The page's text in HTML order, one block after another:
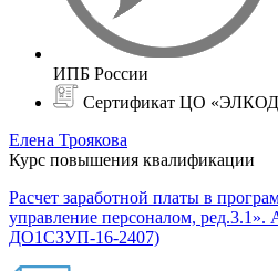
ИПБ России
Сертификат ЦО
Елена Троякова
Курс повышения квалификации
Расчет заработной платы в
управление персоналом,
ДО1СЗУП-16-2407)